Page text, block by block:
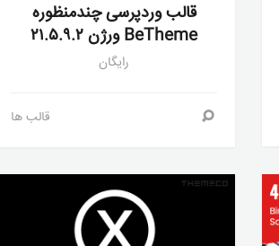
قالب وردپرسی چندمنظوره
BeTheme ورژن ۲۱.۵.۹.۲
رایگان
قالب ها